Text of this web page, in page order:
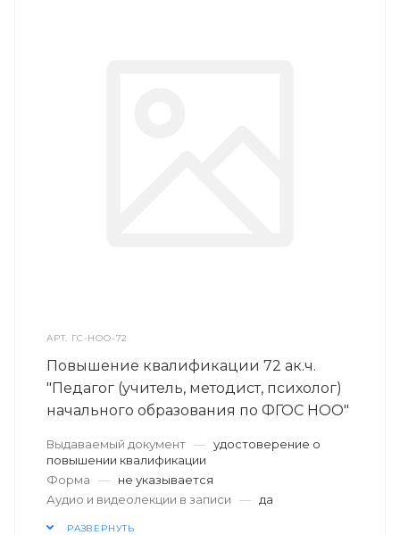
АРТ. ГС-НОО-72
Повышение квалификации 72 ак.ч.
"Педагог (учитель, методист, психолог)
начального образования по ФГОС НОО"
Выдаваемый документ — удостоверение о
повышении квалификации
Форма
—
не указывается
Аудио и видеолекции в записи
— да
РАЗВЕРНУТЬ